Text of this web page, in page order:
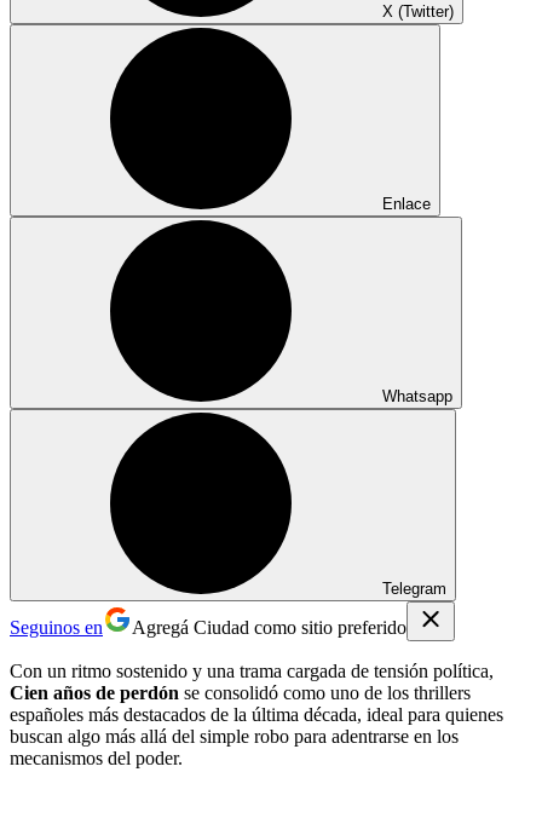
X (Twitter)
Enlace
Whatsapp
Telegram
Seguinos en Agregá Ciudad como sitio preferido
Con un ritmo sostenido y una trama cargada de tensión política,
Cien años de perdón se consolidó como uno de los thrillers
españoles más destacados de la última década, ideal para quienes
buscan algo más allá del simple robo para adentrarse en los
mecanismos del poder.